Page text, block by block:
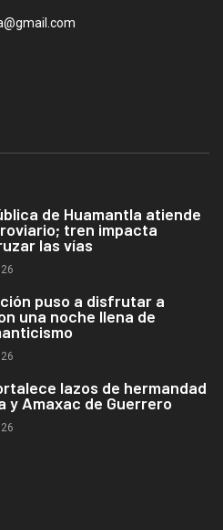
de Huamantla atiende
tren impacta
las vías
puso a disfrutar a
una noche llena de
lazos de hermandad
y Amaxac de Guerrero